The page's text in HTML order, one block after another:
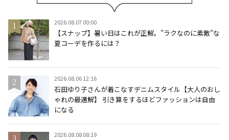
2026.08.07 00:00
【スナップ】暑い日はこれが正解。"ラクなのに素敵"な
夏コーデを作るには？
2026.08.06 12:16
石田ゆり子さんが着こなすデニムスタイル【大人のおし
ゃれの最適解】 引き算をするほどファッションは自由
になる
2026.08.08 08:19